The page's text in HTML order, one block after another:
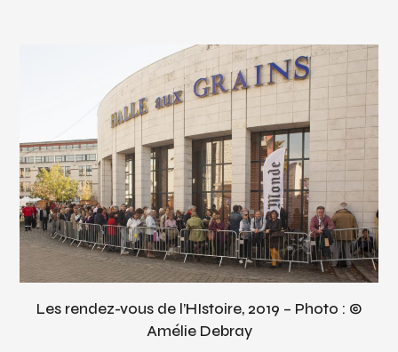
Les rendez-vous de l’HIstoire, 2019 – Photo : ©
Amélie Debray